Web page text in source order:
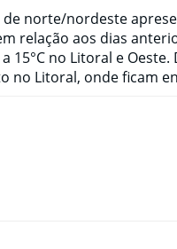
norte/nordeste
relação aos dias
15°C no Litoral e
no Litoral, onde ficam